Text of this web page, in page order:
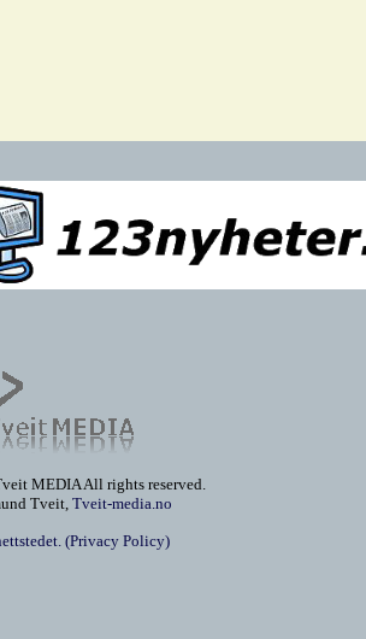
MEDIA All rights reserved.
Tveit,Tveit-media.no
(Privacy Policy)